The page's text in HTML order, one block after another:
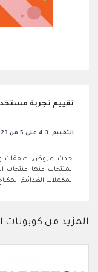
تقييم تجربة
التقييم: 4.3 على 5 من 5823 زائر
احدث عروض, صفقات
المنتجات منها منتجات
المكملات الغذائية,
المزيد من كوبونات